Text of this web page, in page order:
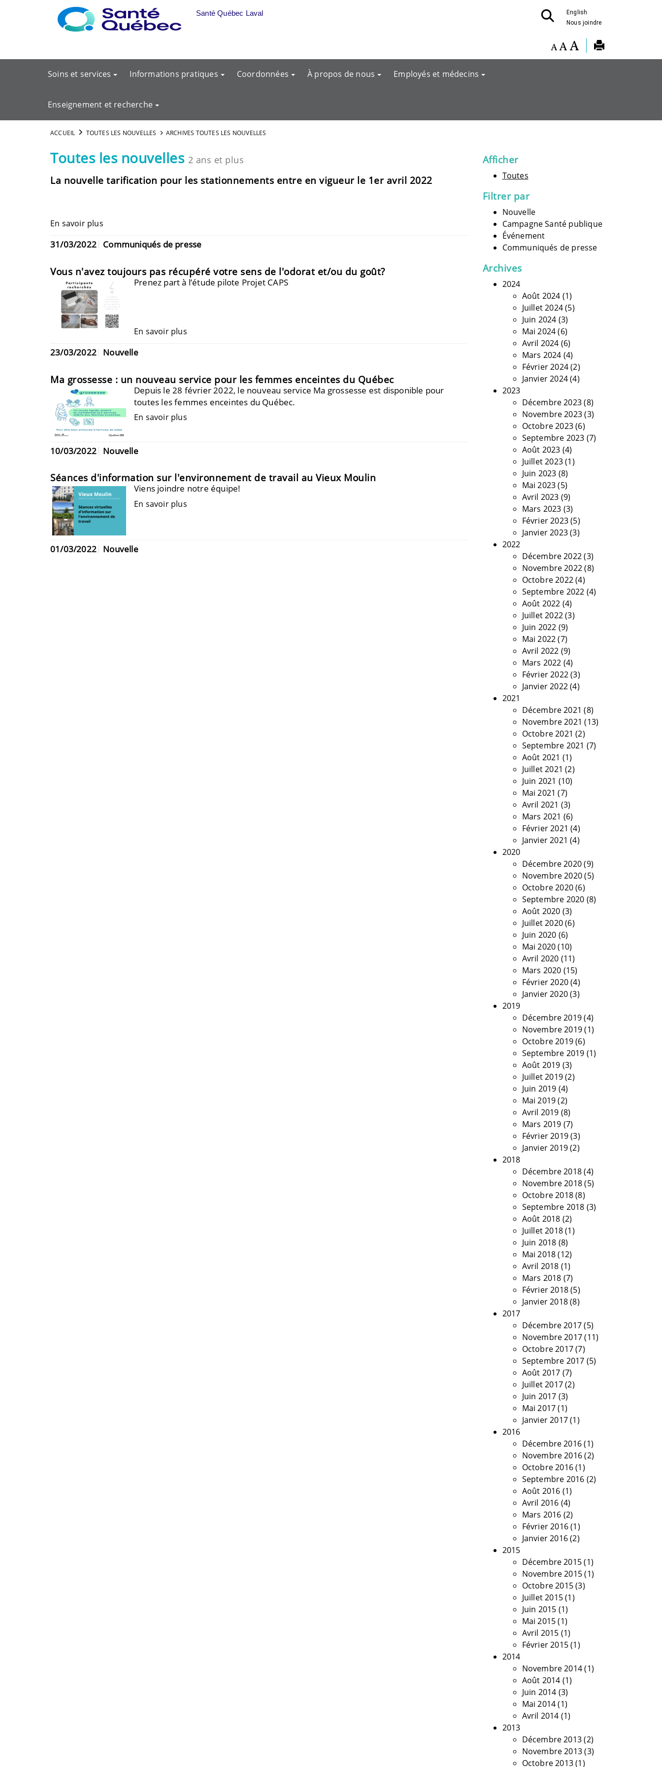
Aller au menu principal
English
Nous joindre
Santé Québec Laval
Soins et services Informations pratiques Coordonnées À propos de nous Employés et médecins
Enseignement et recherche
ACCUEIL TOUTES LES NOUVELLES ARCHIVES TOUTES LES NOUVELLES
Toutes les nouvelles 2 ans et plus
La nouvelle tarification pour les stationnements entre en vigueur le 1er avril 2022
En savoir plus
31/03/2022 Communiqués de presse
Vous n'avez toujours pas récupéré votre sens de l'odorat et/ou du goût?
Prenez part à l’étude pilote Projet CAPS
En savoir plus
23/03/2022 Nouvelle
Ma grossesse : un nouveau service pour les femmes enceintes du Québec
Depuis le 28 février 2022, le nouveau service Ma grossesse est disponible pour
toutes les femmes enceintes du Québec.
En savoir plus
10/03/2022 Nouvelle
Séances d'information sur l'environnement de travail au Vieux Moulin
Viens joindre notre équipe!
En savoir plus
01/03/2022 Nouvelle
Afficher
Toutes
Filtrer par
Nouvelle
Campagne Santé publique
Événement
Communiqués de presse
Archives
2024
Août 2024 (1)
Juillet 2024(5)
Juin 2024 (3)
Mai 2024(6)
Avril 2024 (6)
Mars 2024 (4)
Février 2024(2)
Janvier 2024(4)
2023
Décembre 2023(8)
Novembre 2023(3)
Octobre 2023(6)
Septembre 2023 (7)
Août 2023 (4)
Juillet 2023(1)
Juin 2023 (8)
Mai 2023(5)
Avril 2023 (9)
Mars 2023 (3)
Février 2023(5)
Janvier 2023(3)
2022
Décembre 2022(3)
Novembre 2022(8)
Octobre 2022(4)
Septembre 2022 (4)
Août 2022 (4)
Juillet 2022(3)
Juin 2022 (9)
Mai 2022(7)
Avril 2022 (9)
Mars 2022 (4)
Février 2022(3)
Janvier 2022(4)
2021
Décembre 2021 (8)
Novembre 2021 (13)
Octobre 2021 (2)
Septembre 2021 (7)
Août 2021 (1)
Juillet 2021 (2)
Juin 2021 (10)
Mai 2021 (7)
Avril 2021 (3)
Mars 2021 (6)
Février 2021 (4)
Janvier 2021 (4)
2020
Décembre 2020(9)
Novembre 2020(5)
Octobre 2020(6)
Septembre 2020 (8)
Août 2020 (3)
Juillet 2020(6)
Juin 2020 (6)
Mai 2020(10)
Avril 2020 (11)
Mars 2020 (15)
Février 2020(4)
Janvier 2020(3)
2019
Décembre 2019(4)
Novembre 2019(1)
Octobre 2019(6)
Septembre 2019 (1)
Août 2019 (3)
Juillet 2019(2)
Juin 2019 (4)
Mai 2019(2)
Avril 2019 (8)
Mars 2019 (7)
Février 2019(3)
Janvier 2019(2)
2018
Décembre 2018(4)
Novembre 2018(5)
Octobre 2018(8)
Septembre 2018 (3)
Août 2018 (2)
Juillet 2018(1)
Juin 2018 (8)
Mai 2018(12)
Avril 2018 (1)
Mars 2018 (7)
Février 2018(5)
Janvier 2018(8)
2017
Décembre 2017(5)
Novembre 2017(11)
Octobre 2017(7)
Septembre 2017 (5)
Août 2017 (7)
Juillet 2017(2)
Juin 2017 (3)
Mai 2017(1)
Janvier 2017(1)
2016
Décembre 2016(1)
Novembre 2016(2)
Octobre 2016(1)
Septembre 2016 (2)
Août 2016 (1)
Avril 2016 (4)
Mars 2016 (2)
Février 2016(1)
Janvier 2016(2)
2015
Décembre 2015(1)
Novembre 2015(1)
Octobre 2015(3)
Juillet 2015(1)
Juin 2015 (1)
Mai 2015(1)
Avril 2015 (1)
Février 2015(1)
2014
Novembre 2014(1)
Août 2014 (1)
Juin 2014 (3)
Mai 2014(1)
Avril 2014 (1)
2013
Décembre 2013(2)
Novembre 2013(3)
Octobre 2013(1)